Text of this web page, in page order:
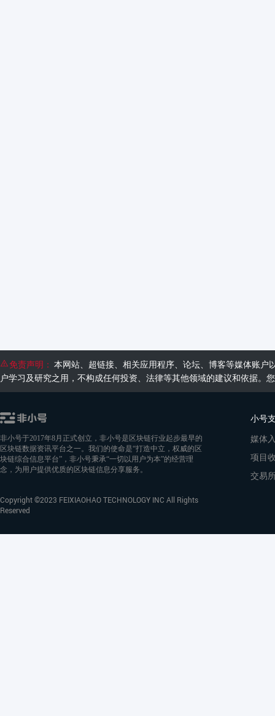
免责声明： 本网站、超链接、相关应用程序、论坛、博客等媒体账
户学习及研究之用，不构成任何投资、法律等其他领域的建议和依据
非小号于2017年8月正式创立，非小号是区块链行业起步最早的
区块链数据资讯平台之一。我们的使命是“打造中立，权威的区
块链综合信息平台”，非小号秉承“一切以用户为本”的经营理
念，为用户提供优质的区块链信息分享服务。
Copyright ©2023 FEIXIAOHAO TECHNOLOGY INC All Rights
Reserved
小号
媒体
项目
交易